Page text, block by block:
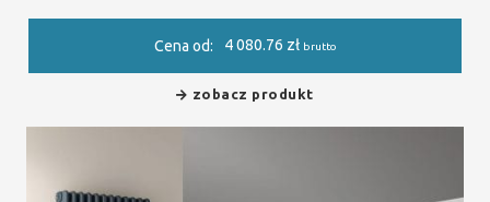
Cena od: 4 080.76 zł brutto
zobacz produkt